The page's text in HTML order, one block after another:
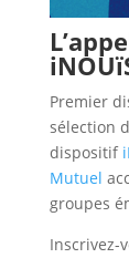
Premier
sélection
dispositif
Mutuel
groupes
Inscrivez-